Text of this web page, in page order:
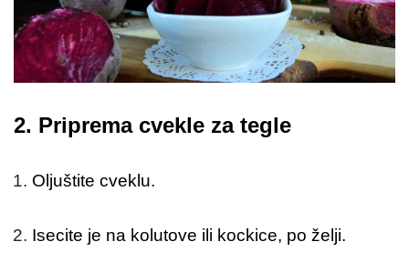
2. Priprema cvekle za tegle
Oljuštite cveklu.
Isecite je na kolutove ili kockice, po želji.